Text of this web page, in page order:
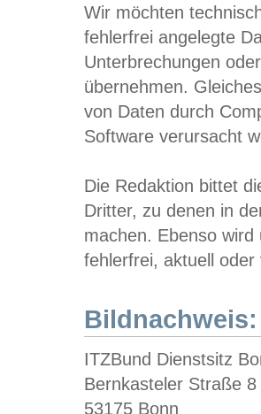
Wir möchten
fehlerfrei angelegte
Unterbrechungen
übernehmen.
von Daten durch
Software verursacht
Die Redaktion bittet
Dritter, zu denen in
machen. Ebenso
fehlerfrei, aktuell oder
Bildnachweis:
ITZBund Dienstsitz
Bernkasteler Straße 8
53175 Bonn